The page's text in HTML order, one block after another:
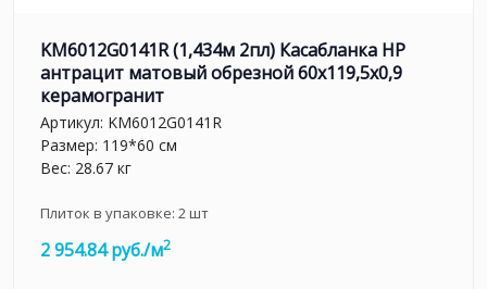
KM6012G0141R (1,434м 2пл) Касабланка HP
антрацит матовый обрезной 60x119,5x0,9
керамогранит
Артикул: KM6012G0141R
Размер: 119*60 см
Вес: 28.67 кг
Плиток в упаковке: 2шт
2 954.84 руб./м2